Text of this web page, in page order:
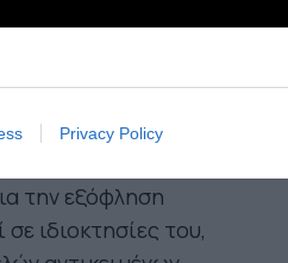
Privacy Policy
και σε άλλες
την εξόφληση
ιδιοκτησίες του,